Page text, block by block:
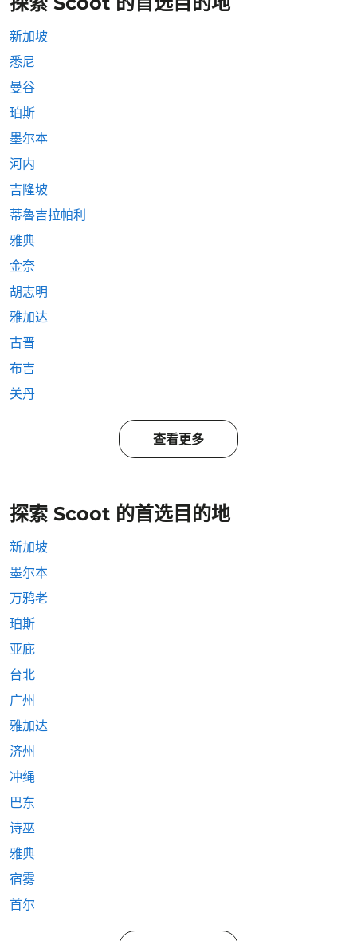
新加坡
悉尼
曼谷
珀斯
墨尔本
河内
吉隆坡
蒂魯吉拉帕利
雅典
金奈
胡志明
雅加达
古晋
布吉
关丹
查看更多
探索 Scoot 的首选目的地
新加坡
墨尔本
万鸦老
珀斯
亚庇
台北
广州
雅加达
济州
冲绳
巴东
诗巫
雅典
宿雾
首尔